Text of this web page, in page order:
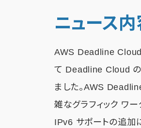
ニュース内
AWS Deadline Cloud
て Deadline Cloud の
ました。AWS
雑なグラフィック ワ
IPv6 サポートの追加